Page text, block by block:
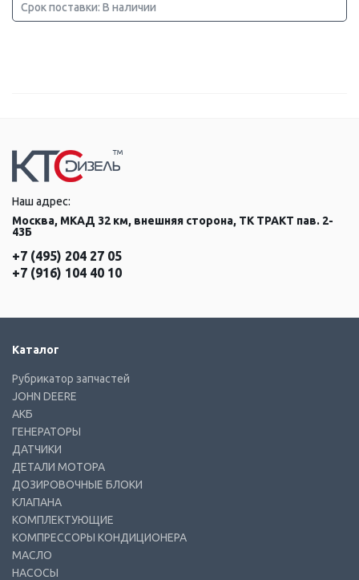
Срок поставки: В наличии
Наш адрес:
Москва, МКАД 32 км, внешняя сторона, ТК ТРАКТ пав. 2-
43Б
+7 (495) 204 27 05
+7 (916) 104 40 10
Каталог
Рубрикатор запчастей
JOHN DEERE
АКБ
ГЕНЕРАТОРЫ
ДАТЧИКИ
ДЕТАЛИ МОТОРА
ДОЗИРОВОЧНЫЕ БЛОКИ
КЛАПАНА
КОМПЛЕКТУЮЩИЕ
КОМПРЕССОРЫ КОНДИЦИОНЕРА
МАСЛО
НАСОСЫ